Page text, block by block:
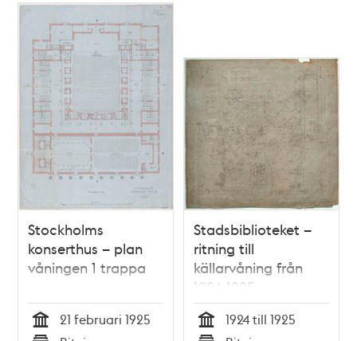
Stockholms
konserthus – plan
våningen 1 trappa
Tid
21 februari 1925
Stadsbiblioteket –
ritning till
källarvåning från
1924-1925
Tid
1924 till 1925